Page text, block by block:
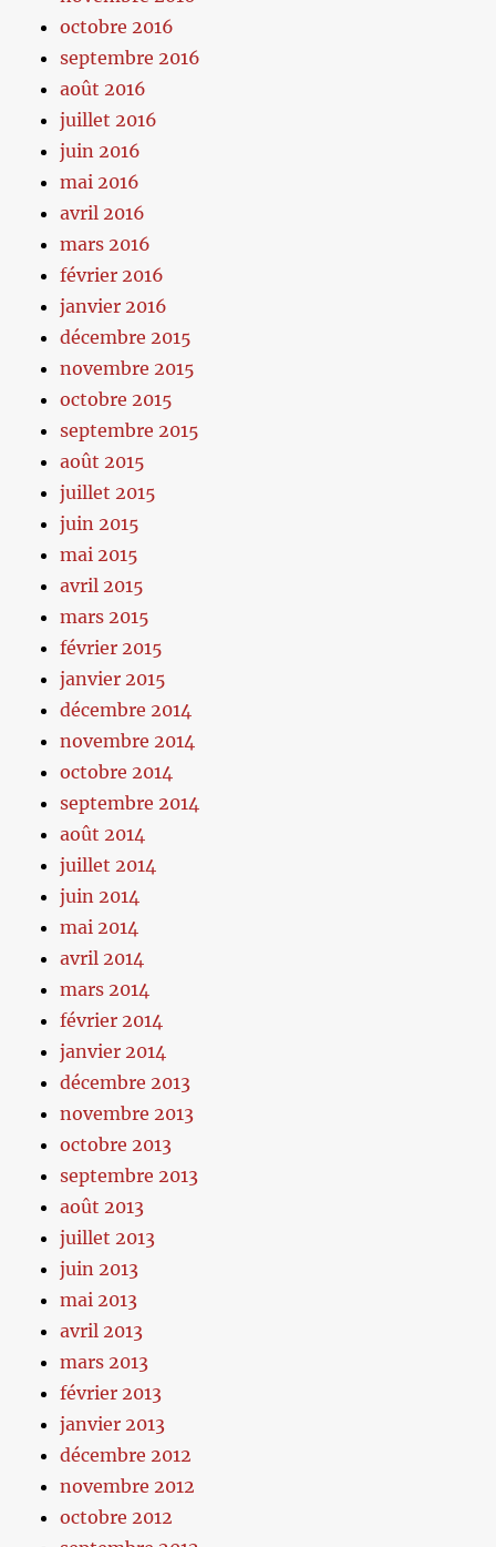
octobre 2016
septembre 2016
août 2016
juillet 2016
juin 2016
mai 2016
avril 2016
mars 2016
février 2016
janvier 2016
décembre 2015
novembre 2015
octobre 2015
septembre 2015
août 2015
juillet 2015
juin 2015
mai 2015
avril 2015
mars 2015
février 2015
janvier 2015
décembre 2014
novembre 2014
octobre 2014
septembre 2014
août 2014
juillet 2014
juin 2014
mai 2014
avril 2014
mars 2014
février 2014
janvier 2014
décembre 2013
novembre 2013
octobre 2013
septembre 2013
août 2013
juillet 2013
juin 2013
mai 2013
avril 2013
mars 2013
février 2013
janvier 2013
décembre 2012
novembre 2012
octobre 2012